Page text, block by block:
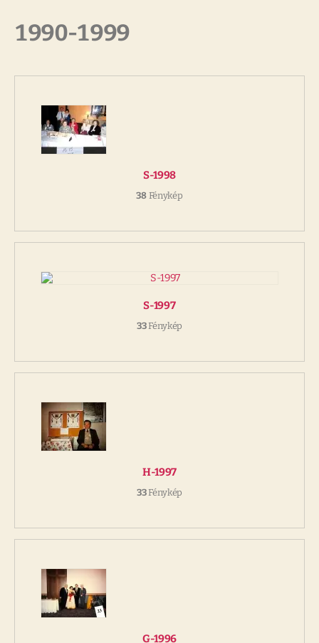
1990-1999
S-1998
38Fénykép
S-1997
33Fénykép
H-1997
33Fénykép
G-1996